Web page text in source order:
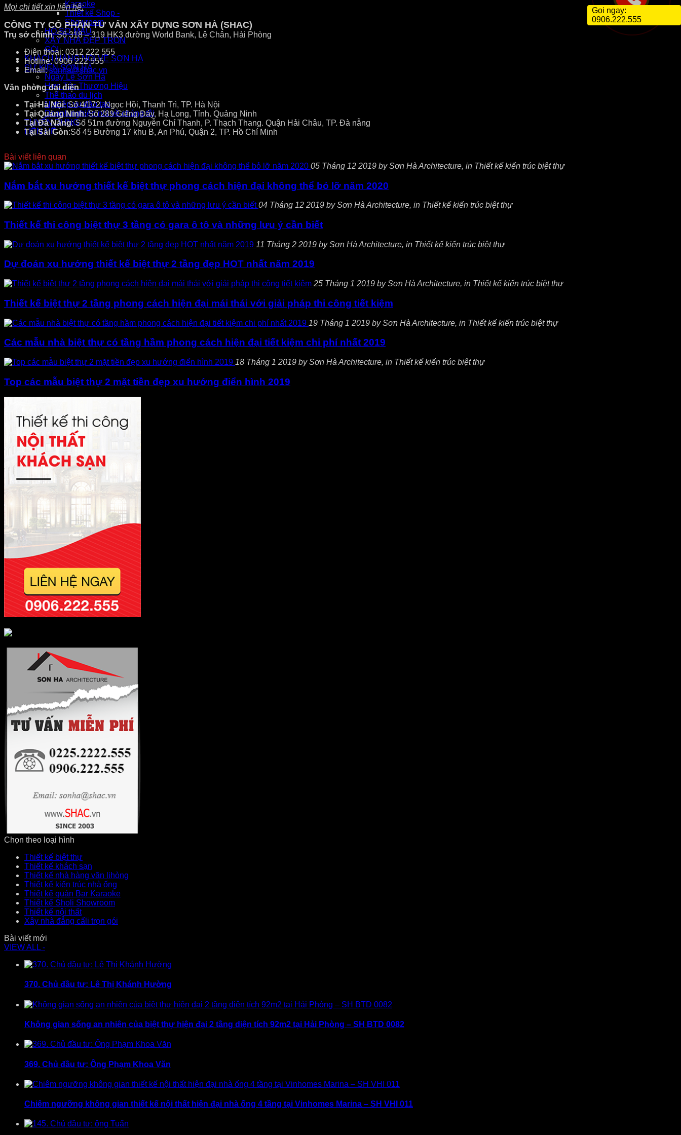
Karaoke
Thiết kế Shop -
Showroom
HỒ SƠ MẪU
XÂY NHÀ ĐẸP TRỌN
GÓI
KHÁCH HÀNG NÓI VỀ SƠN HÀ
SỰ KIỆN SƠN HÀ
Ngày Lễ Sơn Hà
Hợp Tác Thương Hiệu
Thể thao du lịch
Nghiệp vụ đào tạo
Doanh nghiệp nói về chúng tôi
TUYỂN DỤNG
LIÊN HỆ
Mọi chi tiết xin liên hệ:
CÔNG TY CỔ PHẦN TƯ VẤN XÂY DỰNG SƠN HÀ (SHAC)
Trụ sở chính: Số 318 – 319 HK3 đường World Bank, Lê Chân, Hải Phòng
Điện thoại: 0312 222 555
Hotline: 0906 222 555
Email:sonha@shac.vn
Văn phòng đại diện
Tại Hà Nội: Số 4/172, Ngọc Hồi, Thanh Trì, TP. Hà Nội
Tại Quảng Ninh: Số 289 Giếng Đáy, Hạ Long, Tỉnh. Quảng Ninh
Tại Đà Nẵng: Số 51m đường Nguyễn Chí Thanh, P. Thạch Thang. Quận Hải Châu, TP. Đà nẵng
Tại Sài Gòn:Số 45 Đường 17 khu B, An Phú, Quận 2, TP. Hồ Chí Minh
Bài viết liên quan
05 Tháng 12 2019 by Sơn Hà Architecture, in Thiết kế kiến trúc biệt thự
Nắm bắt xu hướng thiết kế biệt thự phong cách hiện đại không thể bỏ lỡ năm 2020
04 Tháng 12 2019 by Sơn Hà Architecture, in Thiết kế kiến trúc biệt thự
Thiết kế thi công biệt thự 3 tầng có gara ô tô và những lưu ý cần biết
11 Tháng 2 2019 by Sơn Hà Architecture, in Thiết kế kiến trúc biệt thự
Dự đoán xu hướng thiết kế biệt thự 2 tầng đẹp HOT nhất năm 2019
25 Tháng 1 2019 by Sơn Hà Architecture, in Thiết kế kiến trúc biệt thự
Thiết kế biệt thự 2 tầng phong cách hiện đại mái thái với giải pháp thi công tiết kiệm
19 Tháng 1 2019 by Sơn Hà Architecture, in Thiết kế kiến trúc biệt thự
Các mẫu nhà biệt thự có tầng hầm phong cách hiện đại tiết kiệm chi phí nhất 2019
18 Tháng 1 2019 by Sơn Hà Architecture, in Thiết kế kiến trúc biệt thự
Top các mẫu biệt thự 2 mặt tiền đẹp xu hướng điển hình 2019
Chọn theo loại hình
Thiết kế biệt thự
Thiết kế khách sạn
Thiết kế nhà hàng văn lihòng
Thiết kế kiến trúc nhà ống
Thiết kế quán Bar Karaoke
Thiết kế Sholi Showroom
Thiết kế nội thất
Xây nhà đẳng cấli trọn gói
Bài viết mới
VIEW ALL -
370. Chủ đầu tư: Lê Thị Khánh Hường
Không gian sống an nhiên của biệt thự hiện đại 2 tầng diện tích 92m2 tại Hải Phòng – SH BTD 0082
369. Chủ đầu tư: Ông Phạm Khoa Văn
Chiêm ngưỡng không gian thiết kế nội thất hiện đại nhà ống 4 tầng tại Vinhomes Marina – SH VHI 011
Gọi ngay:
0906.222.555